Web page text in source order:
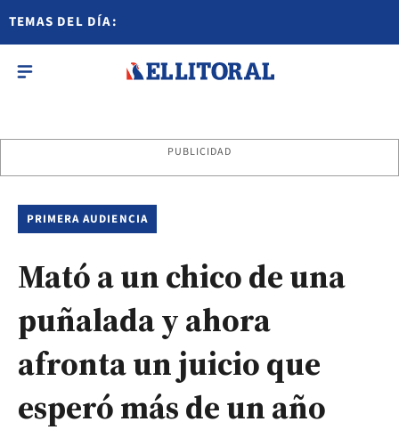
TEMAS DEL DÍA:
PUBLICIDAD
PRIMERA AUDIENCIA
Mató a un chico de una
puñalada y ahora
afronta un juicio que
esperó más de un año